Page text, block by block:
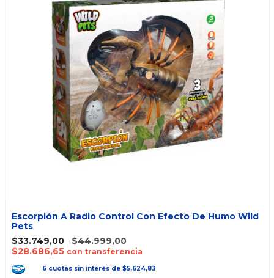
Escorpión A Radio Control Con Efecto De Humo Wild
Pets
$33.749,00
$44.999,00
$28.686,65 con transferencia
6 cuotas sin interés de $5.624,83